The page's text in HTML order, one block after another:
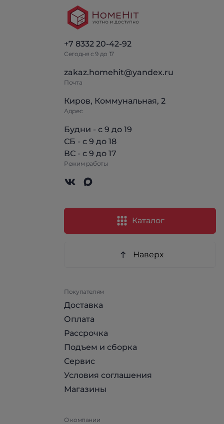
+7 8332 20-42-92
Сегодня с 9 до 17
zakaz.homehit@yandex.ru
Почта
Киров, Коммунальная, 2
Адрес
Будни - с 9 до 19
СБ - с 9 до 18
ВС - с 9 до 17
Режим работы
Каталог
Наверх
Покупателям
Доставка
Оплата
Рассрочка
Подъем и сборка
Сервис
Условия соглашения
Магазины
О компании